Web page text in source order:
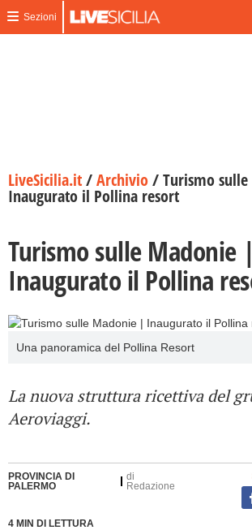
Sezioni
LiveSicilia.it/Archivio/Turismo
Inaugurato il Pollina resort
Turismo sulle Madonie |
Inaugurato il Pollina
Una panoramica del Pollina Resort
La nuova struttura ricettiva del
Aeroviaggi.
PROVINCIA DI
PALERMO
di
Redazione
4 MIN DI LETTURA